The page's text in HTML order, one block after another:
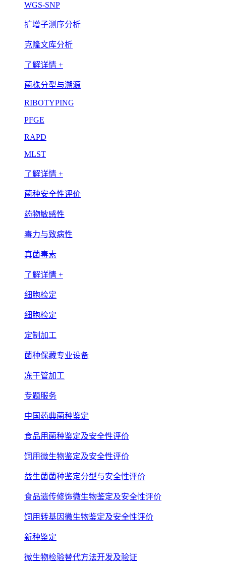
WGS-SNP
扩增子测序分析
克隆文库分析
了解详情 +
菌株分型与溯源
RIBOTYPING
PFGE
RAPD
MLST
了解详情 +
菌种安全性评价
药物敏感性
毒力与致病性
真菌毒素
了解详情 +
细胞检定
细胞检定
定制加工
菌种保藏专业设备
冻干管加工
专题服务
中国药典菌种鉴定
食品用菌种鉴定及安全性评价
饲用微生物鉴定及安全性评价
益生菌菌种鉴定分型与安全性评价
食品遗传修饰微生物鉴定及安全性评价
饲用转基因微生物鉴定及安全性评价
新种鉴定
微生物检验替代方法开发及验证